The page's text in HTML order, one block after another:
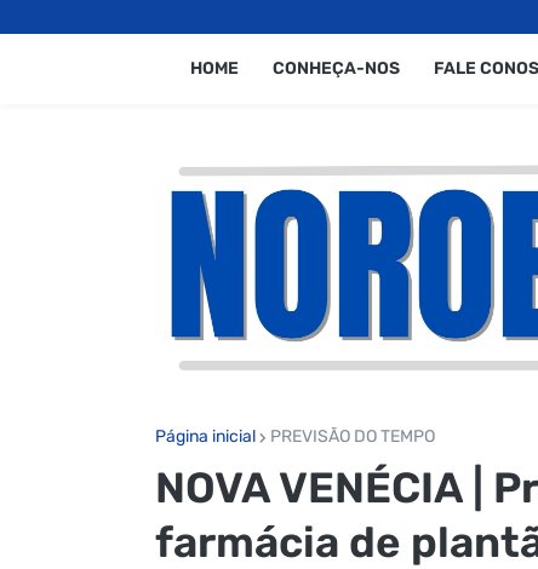
HOME CONHEÇA-NOS FALE
Página inicial PREVISÃO DO TEMPO
NOVA VENÉCIA |
farmácia de